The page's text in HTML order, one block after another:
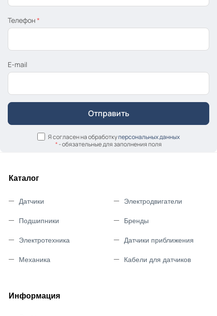
Телефон*
E-mail
Я согласен на обработкуперсональных данных
*- обязательные для заполнения поля
Каталог
Датчики
Подшипники
Электротехника
Механика
Электродвигатели
Бренды
Датчики приближения
Кабели для датчиков
Информация